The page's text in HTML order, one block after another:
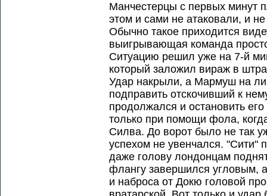
Манчестерцы с первых минут
этом и сами не атаковали, и
Обычно такое приходится
выигрывающая команда
Ситуацию решил уже на 7-й
который заложил вираж в
Удар накрыли, а Мармуш на
подправить отскочивший к
продолжался и остановить
только при помощи фола,
Силва. До ворот было не так
успехом не увенчался. "Сити"
даже голову лондонцам
флангу завершился угловым,
и наброса от Докю головой